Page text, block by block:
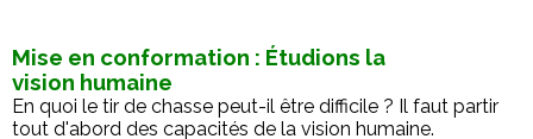
Mise en conformation : Étudions la
vision humaine
En quoi le tir de chasse peut-il être difficile ? Il faut partir
tout d'abord des capacités de la vision humaine.